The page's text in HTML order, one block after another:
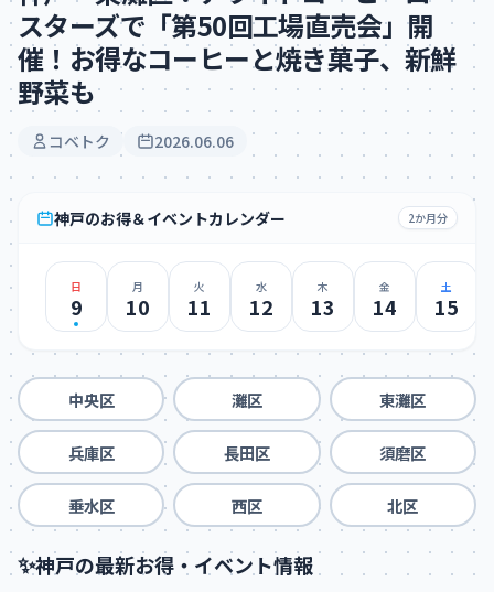
スターズで「第50回工場直売会」開
催！お得なコーヒーと焼き菓子、新鮮
野菜も
コベトク 2026.06.06
神戸のお得＆イベントカレンダー 2か月分
日
9
月
10
火
11
水
12
木
13
金
14
土
15
中央区 灘区 東灘区
兵庫区 長田区 須磨区
垂水区 西区 北区
✨神戸の最新お得・イベント情報
コメントを投稿するにはログインが必要です
ログイン
新規登録